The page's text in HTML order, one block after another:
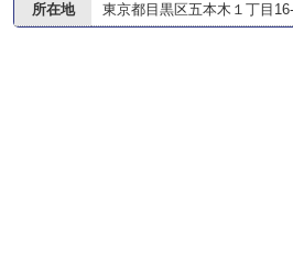
所在地
東京都目黒区五本木１丁目